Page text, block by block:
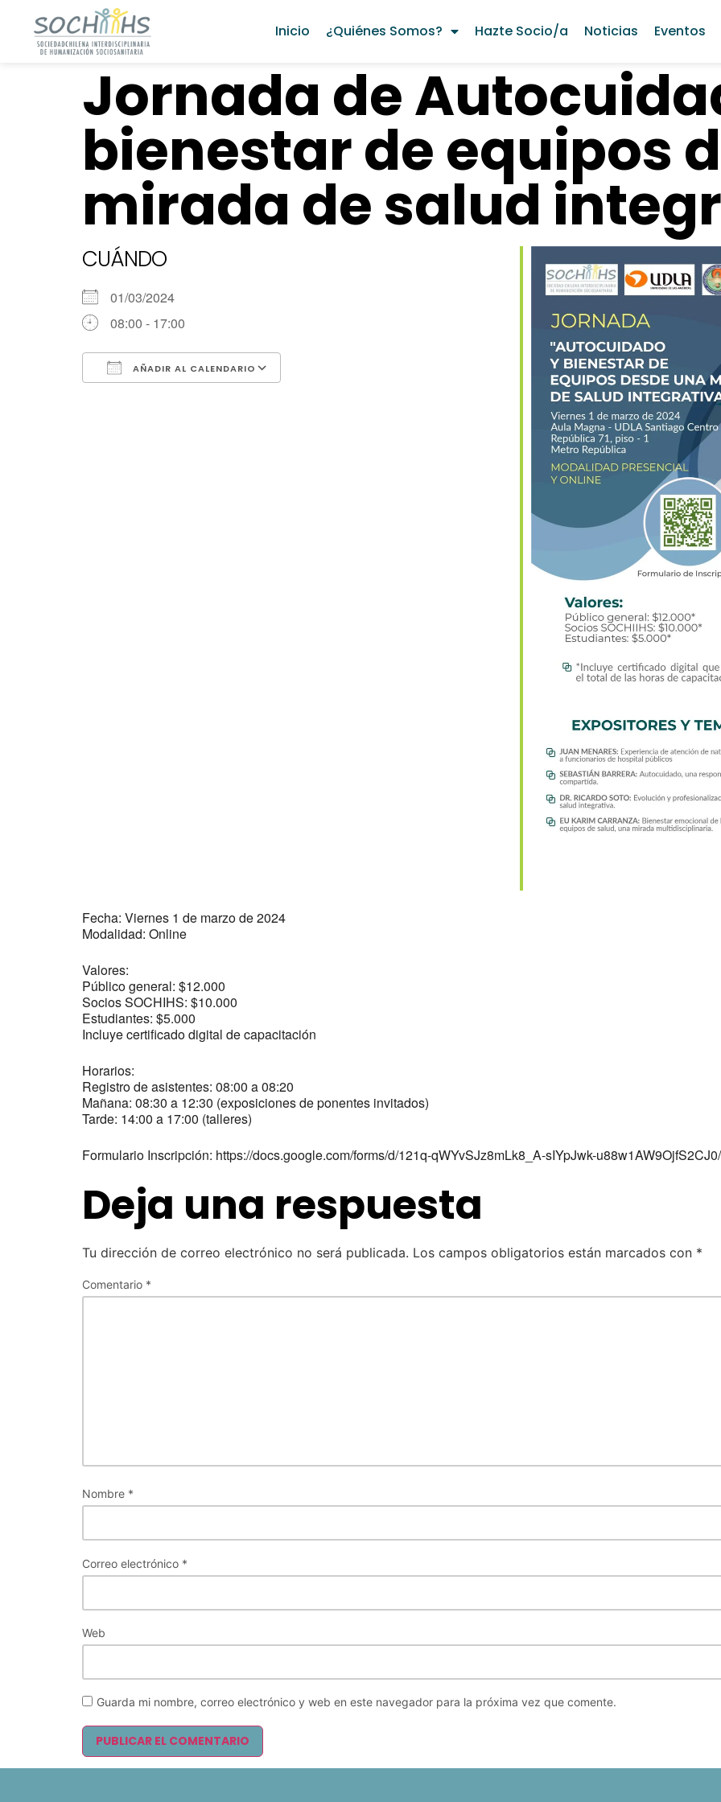
Inicio ¿Quiénes Somos? Hazte Socio/a Noticias Eventos
Jornada de
bienestar de equipos
mirada de salud
CUÁNDO
01/03/2024
08:00 - 17:00
AÑADIR AL CALENDARIO
Office
Fecha: Viernes 1 de marzo de 2024
Modalidad: Online
Valores:
Público general: $12.000
Socios SOCHIHS: $10.000
Estudiantes: $5.000
Incluye certificado digital de capacitación
Horarios:
Registro de asistentes: 08:00 a 08:20
Mañana: 08:30 a 12:30 (exposiciones de ponentes invitados)
Tarde: 14:00 a 17:00 (talleres)
Formulario Inscripción: https://docs.google.com/forms/d/121q-qWYvSJz8mLk8_A-sIYpJwk-
Deja una respuesta
Tu dirección de correo electrónico no será publicada. Los campos obligatorios están marcados con *
Comentario *
Nombre *
Correo electrónico *
Web
Guarda mi nombre, correo electrónico y web en este navegador para la próxima vez que comente.